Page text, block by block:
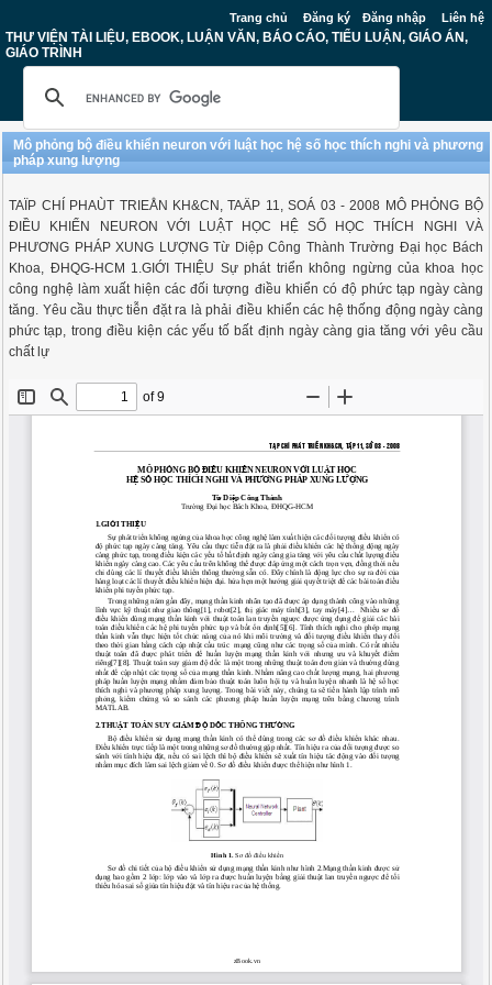
Trang chủ Đăng ký Đăng nhập Liên hệ
THƯ VIỆN TÀI LIỆU, EBOOK, LUẬN VĂN, BÁO CÁO, TIỂU LUẬN, GIÁO ÁN,
GIÁO TRÌNH
Mô phỏng bộ điều khiển neuron với luật học hệ số học thích nghi và phương
pháp xung lượng
TAÏP CHÍ PHAÙT TRIEÅN KH&CN, TAÄP 11, SOÁ 03 - 2008 MÔ PHỎNG BỘ
ĐIỀU KHIỂN NEURON VỚI LUẬT HỌC HỆ SỐ HỌC THÍCH NGHI VÀ
PHƯƠNG PHÁP XUNG LƯỢNG Từ Diệp Công Thành Trường Đại học Bách
Khoa, ĐHQG-HCM 1.GIỚI THIỆU Sự phát triển không ngừng của khoa học
công nghệ làm xuất hiện các đối tượng điều khiển có độ phức tạp ngày càng
tăng. Yêu cầu thực tiễn đặt ra là phải điều khiển các hệ thống động ngày càng
phức tạp, trong điều kiện các yếu tố bất định ngày càng gia tăng với yêu cầu
chất lự